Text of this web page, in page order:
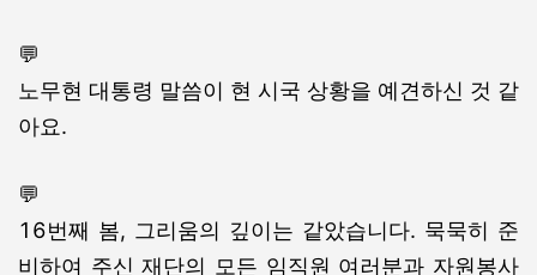
💬
노무현 대통령 말씀이 현 시국 상황을 예견하신 것 같
아요.
💬
16번째 봄, 그리움의 깊이는 같았습니다. 묵묵히 준
비하여 주신 재단의 모든 임직원 여러분과 자원봉사